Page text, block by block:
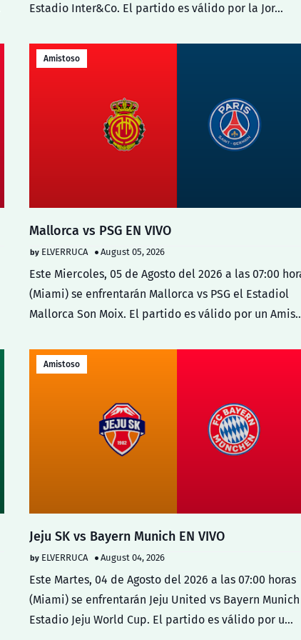
Estadio Inter&Co. El partido es válido por la Jor…
Amistoso
Mallorca vs PSG EN VIVO
ELVERRUCA August 05, 2026
Este Miercoles, 05 de Agosto del 2026 a las 07:00
(Miami) se enfrentarán Mallorca vs PSG el Estadiol
Mallorca Son Moix. El partido es válido por un
Amistoso
Jeju SK vs Bayern Munich EN VIVO
ELVERRUCA August 04, 2026
Este Martes, 04 de Agosto del 2026 a las 07:00 horas
(Miami) se enfrentarán Jeju United vs Bayern
Estadio Jeju World Cup. El partido es válido por u…